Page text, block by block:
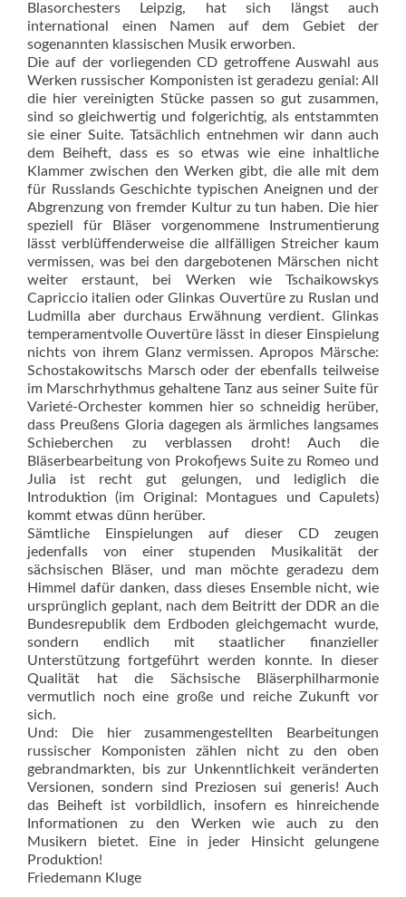
Blasorchesters Leipzig, hat sich längst auch
international einen Namen auf dem Gebiet der
sogenannten klassischen Musik erworben.
Die auf der vorliegenden CD getroffene Auswahl aus
Werken russischer Komponisten ist geradezu genial: All
die hier vereinigten Stücke passen so gut zusammen,
sind so gleichwertig und folgerichtig, als entstammten
sie einer Suite. Tatsächlich entnehmen wir dann auch
dem Beiheft, dass es so etwas wie eine inhaltliche
Klammer zwischen den Werken gibt, die alle mit dem
für Russlands Geschichte typischen Aneignen und der
Abgrenzung von fremder Kultur zu tun haben. Die hier
speziell für Bläser vorgenommene Instrumentierung
lässt verblüffenderweise die allfälligen Streicher kaum
vermissen, was bei den dargebotenen Märschen nicht
weiter erstaunt, bei Werken wie Tschaikowskys
Capriccio italien oder Glinkas Ouvertüre zu Ruslan und
Ludmilla aber durchaus Erwähnung verdient. Glinkas
temperamentvolle Ouvertüre lässt in dieser Einspielung
nichts von ihrem Glanz vermissen. Apropos Märsche:
Schostakowitschs Marsch oder der ebenfalls teilweise
im Marschrhythmus gehaltene Tanz aus seiner Suite für
Varieté-Orchester kommen hier so schneidig herüber,
dass Preußens Gloria dagegen als ärmliches langsames
Schieberchen zu verblassen droht! Auch die
Bläserbearbeitung von Prokofjews Suite zu Romeo und
Julia ist recht gut gelungen, und lediglich die
Introduktion (im Original: Montagues und Capulets)
kommt etwas dünn herüber.
Sämtliche Einspielungen auf dieser CD zeugen
jedenfalls von einer stupenden Musikalität der
sächsischen Bläser, und man möchte geradezu dem
Himmel dafür danken, dass dieses Ensemble nicht, wie
ursprünglich geplant, nach dem Beitritt der DDR an die
Bundesrepublik dem Erdboden gleichgemacht wurde,
sondern endlich mit staatlicher finanzieller
Unterstützung fortgeführt werden konnte. In dieser
Qualität hat die Sächsische Bläserphilharmonie
vermutlich noch eine große und reiche Zukunft vor
sich.
Und: Die hier zusammengestell­ten Bearbeitungen
russischer Komponisten zählen nicht zu den oben
gebrandmarkten, bis zur Unkenntlichkeit veränderten
Versionen, sondern sind Preziosen sui generis! Auch
das Beiheft ist vorbildlich, insofern es hinreichende
Informationen zu den Werken wie auch zu den
Musikern bietet. Eine in jeder Hinsicht gelungene
Produktion!
Friedemann Kluge